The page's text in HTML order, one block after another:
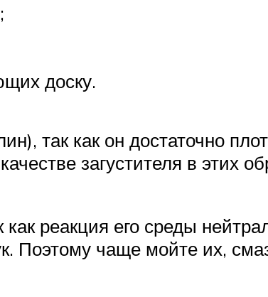
доску.
так как он достаточно
загустителя в этих
реакция его среды
Поэтому чаще мойте их,